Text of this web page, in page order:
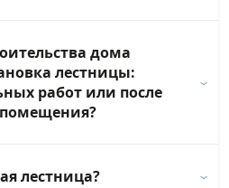
дома
лестницы:
работ или после
лестница?